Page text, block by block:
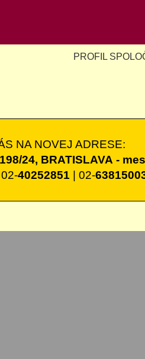
PROFIL
NA NOVEJ ADRESE:
24, BRATISLAVA -
40252851 | 02-